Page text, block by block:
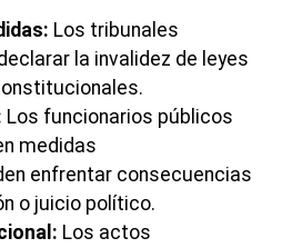
Los tribunales
la invalidez de leyes
Los funcionarios públicos
medidas
enfrentar consecuencias
o juicio político.
Los actos